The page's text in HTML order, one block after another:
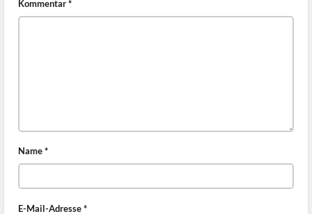
Kommentar*
Name*
E-Mail-Adresse*